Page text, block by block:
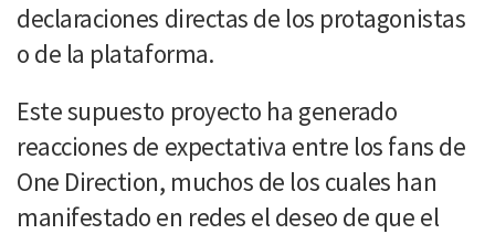
declaraciones directas de los protagonistas
o de la plataforma.
Este supuesto proyecto ha generado
reacciones de expectativa entre los fans de
One Direction, muchos de los cuales han
manifestado en redes el deseo de que el